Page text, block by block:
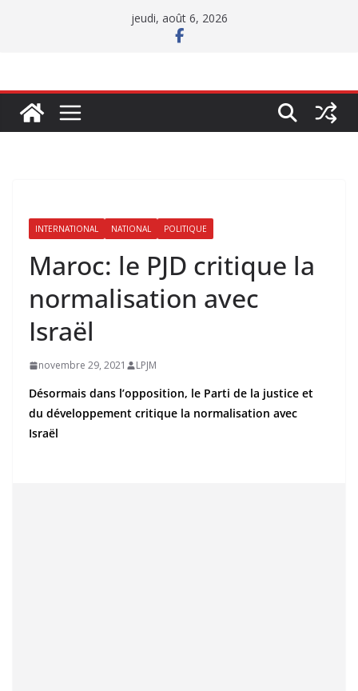
jeudi, août 6, 2026
INTERNATIONAL NATIONAL POLITIQUE
Maroc: le PJD critique la
normalisation avec
Israël
novembre 29, 2021 LPJM
Désormais dans l’opposition, le Parti de la justice et
du développement critique la normalisation avec
Israël